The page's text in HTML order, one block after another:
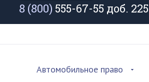
8 (800) 555-67-55 доб. 225
Автомобильное право